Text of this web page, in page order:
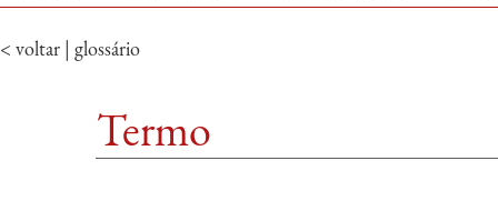
< voltar | glossário
Termo